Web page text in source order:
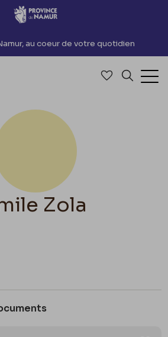
au contenu
au coeur de votre quotidien
Accéder à
Zola